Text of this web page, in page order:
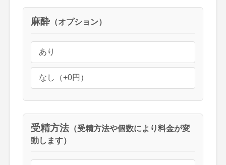
麻酔 （オプション）
あり
なし（+0円）
受精方法（受精方法や個数により料金が変
動します）